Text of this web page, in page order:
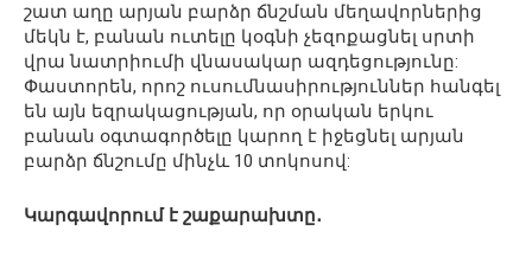
շատ աղը արյան բարձր ճնշման մեղավորներից
մեկն է, բանան ուտելը կօգնի չեզոքացնել սրտի
վրա նատրիումի վնասակար ազդեցությունը:
Փաստորեն, որոշ ուսումնասիրություններ հանգել
են այն եզրակացության, որ օրական երկու
բանան օգտագործելը կարող է իջեցնել արյան
բարձր ճնշումը մինչև 10 տոկոսով:
Կարգավորում է շաքարախտը․